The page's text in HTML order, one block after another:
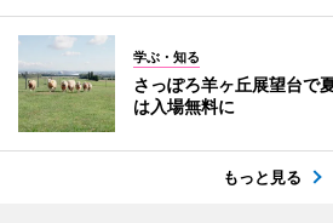
学ぶ・知る
さっぽろ羊ヶ丘展望台
は入場無料に
もっと見る